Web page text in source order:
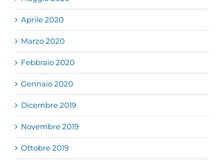
Aprile 2020
Marzo 2020
Febbraio 2020
Gennaio 2020
Dicembre 2019
Novembre 2019
Ottobre 2019